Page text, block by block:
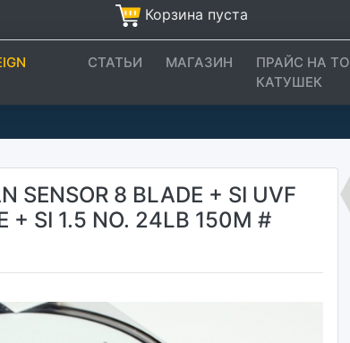
Корзина пуста
СТАТЬИ МАГАЗИН
ПРАЙС НА ТО
КАТУШЕК
SENSOR 8 BLADE + SI UVF
+ SI 1.5 NO. 24LB 150M #